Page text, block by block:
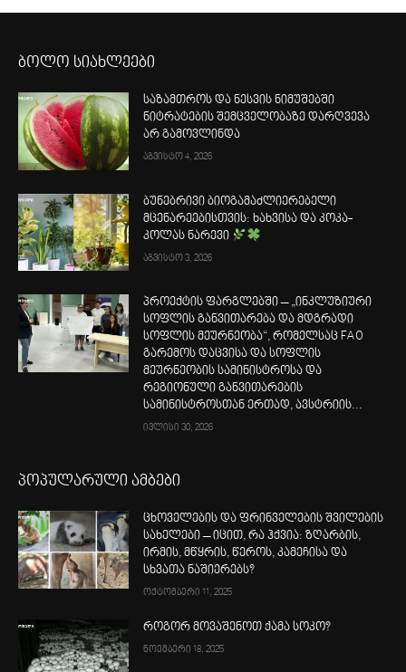
ბოლო სიახლეები
საზამთროს და ნესვის ნიმუშებში
ნიტრატების შემცველობაზე დარღვევა
არ გამოვლინდა
აგვისტო 4, 2026
ბუნებრივი ბიოგამაძლიერებელი
მცენარეებისთვის: ხახვისა და კოკა-
კოლას ნარევი
აგვისტო 3, 2026
პროექტის ფარგლებში – „ინკლუზიური
სოფლის განვითარება და მდგრადი
სოფლის მეურნეობა“, რომელსაც FAO
გარემოს დაცვისა და სოფლის
მეურნეობის სამინისტროსა და
რეგიონული განვითარების
სამინისტროსთან ერთად, ავსტრიის...
ივლისი 30, 2026
პოპულარული ამბები
ცხოველების და ფრინველების შვილების
სახელები – იცით, რა ჰქვია: ზღარბის,
ირმის, მწყრის, წეროს, კამეჩისა და
სხვათა ნაშიერებს?
ოქტომბერი 11, 2025
როგორ მოვაშენოთ ქამა სოკო?
ნოემბერი 18, 2025